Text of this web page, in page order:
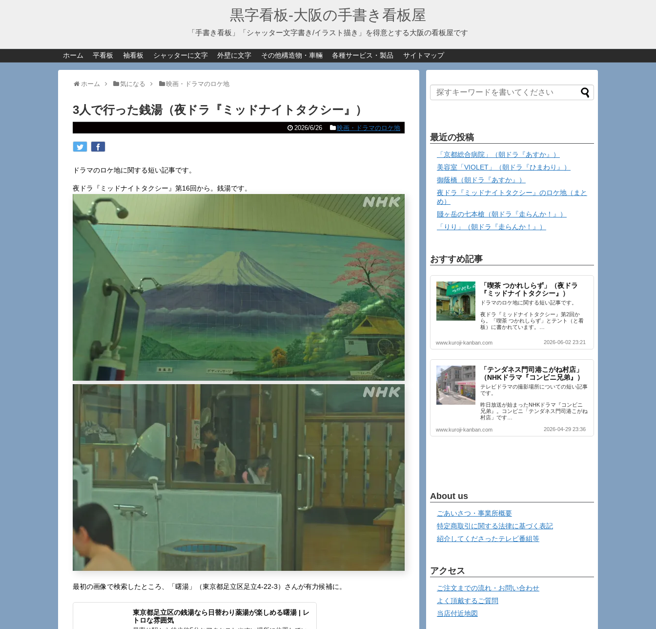
黒字看板‐大阪の手書き看板屋
「手書き看板」「シャッター文字書き/イラスト描き」を得意とする大阪の看板屋です
ホーム 平看板 袖看板 シャッターに文字 外壁に文字 その他構造物・車輛 各種サービス・製品 サイトマップ
ホーム 気になる 映画・ドラマのロケ地
3人で行った銭湯（夜ドラ『ミッドナイトタクシー』）
2026/6/26 映画・ドラマのロケ地
ドラマのロケ地に関する短い記事です。
夜ドラ『ミッドナイトタクシー』第16回から。銭湯です。
最初の画像で検索したところ、「曙湯」（東京都足立区足立4-22-3）さんが有力候補に。
東京都足立区の銭湯なら日替わり薬湯が楽しめる曙湯 | レ
トロな雰囲気
最近の投稿
「京都総合病院」（朝ドラ『あすか』）
美容室「VIOLET」（朝ドラ『ひまわり』）
御蔭橋（朝ドラ『あすか』）
夜ドラ『ミッドナイトタクシー』のロケ地（まと
め）
賤ヶ岳の七本槍（朝ドラ『走らんか！』）
「りり」（朝ドラ『走らんか！』）
おすすめ記事
「喫茶 つかれしらず」（夜ドラ
『ミッドナイトタクシー』）
ドラマのロケ地に関する短い記事です。
夜ドラ『ミッドナイトタクシー』第2回か
ら。「喫茶 つかれしらず」とテント（と看
板）に書かれています。…
www.kuroji-kanban.com 2026-06-02 23:21
「テンダネス門司港こがね村店」
（NHKドラマ『コンビニ兄弟』）
テレビドラマの撮影場所についての短い記事
です。
昨日放送が始まったNHKドラマ『コンビニ
兄弟』。コンビニ「テンダネス門司港こがね
村店」です…
www.kuroji-kanban.com 2026-04-29 23:36
About us
ごあいさつ・事業所概要
特定商取引に関する法律に基づく表記
紹介してくださったテレビ番組等
アクセス
ご注文までの流れ・お問い合わせ
よく頂戴するご質問
当店付近地図